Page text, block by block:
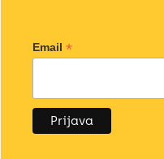
Email*